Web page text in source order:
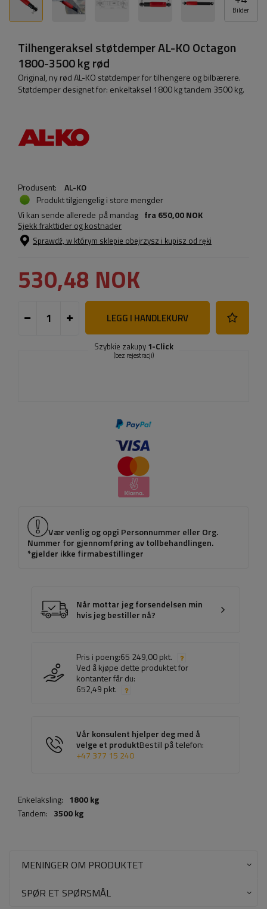
Bilder
Tilhengeraksel støtdemper AL-KO Octagon
1800-3500 kg rød
Original, ny rød AL-KO støtdemper for tilhengere og bilbærere.
Støtdemper designet for: enkeltaksel 1800 kg tandem 3500 kg.
Produsent:
AL-KO
Produkt tilgjengelig i store mengder
Vi kan sende allerede på mandag fra650,00 NOK
Sjekk frakttider og kostnader
Sprawdź, w którym sklepie obejrzysz i kupisz od ręki
530,48 NOK
LEGG I HANDLEKURV
Szybkie zakupy 1-Click
(bez rejestracji)
Vær venlig og opgi Personnummer eller Org.
Nummer for gjennomføring av tollbehandlingen.
*gjelder ikke firmabestillinger
Når mottar jeg forsendelsen min
hvis jeg bestiller nå?
Pris i poeng:65 249,00 pkt.
Ved å kjøpe dette produktet for
kontanter får du:
652,49 pkt.
Vår konsulent hjelper deg med å
velge et produktBestill på telefon:
+47 377 15 240
Enkelaksling: 1800 kg
Tandem: 3500 kg
MENINGER OM PRODUKTET
SPØR ET SPØRSMÅL